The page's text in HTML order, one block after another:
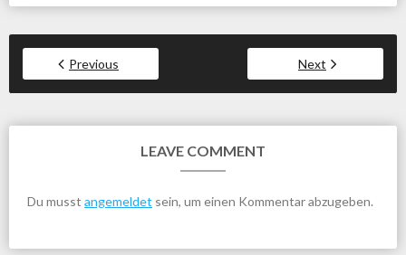
Previous Next
LEAVE COMMENT
Du musst angemeldet sein, um einen Kommentar abzugeben.